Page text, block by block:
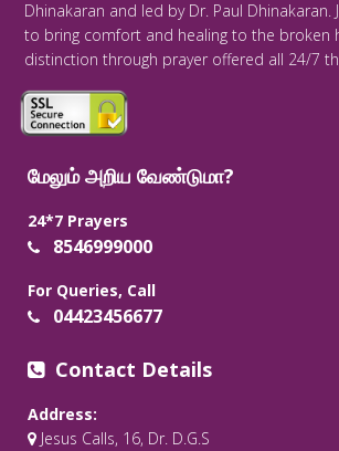
Dhinakaran and led by Dr. Paul Dhinakaran.
to bring comfort and healing to the broken
distinction through prayer offered all 24/7
மேலும் அறிய வேண்டுமா?
24*7 Prayers
8546999000
For Queries, Call
04423456677
Contact Details
Address:
Jesus Calls, 16, Dr. D.G.S